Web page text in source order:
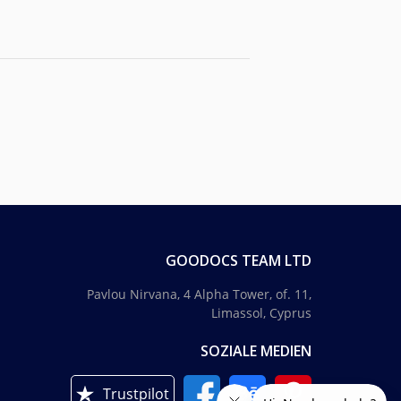
GOODOCS TEAM LTD
Pavlou Nirvana, 4 Alpha Tower, of. 11,
Limassol, Cyprus
SOZIALE MEDIEN
Trustpilot